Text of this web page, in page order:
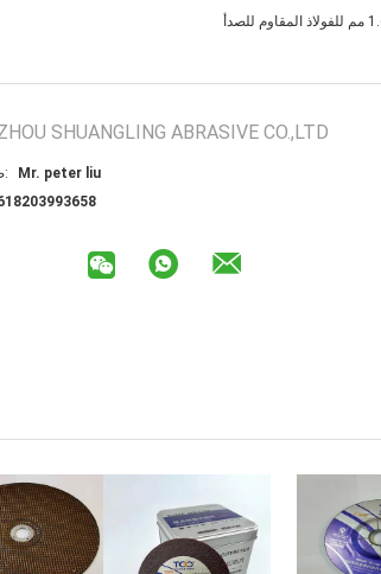
SHUANGLING ABRASIVE CO.,LTD
Mr. peter liu